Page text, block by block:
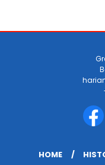
HOME